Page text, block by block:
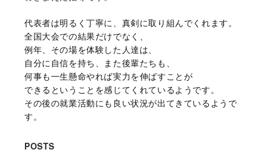
代表者は明るく丁寧に、真剣に取り組んでくれます。
全国大会での結果だけでなく、
例年、その場を体験した人達は、
自分に自信を持ち、また後輩たちも、
何事も一生懸命やれば実力を伸ばすことが
できるということを感じてくれているようです。
その後の就業活動にも良い状況が出てきているようで
す。
POSTS